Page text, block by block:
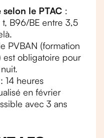
le PTAC :
B96/BE entre 3,5
PVBAN (formation
est obligatoire pour
: 14 heures
en février
avec 3 ans